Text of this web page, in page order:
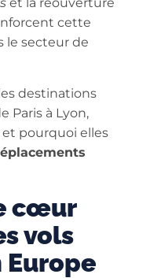
cette
le secteur de
destinations
Paris à Lyon,
et pourquoi elles
cœur
vols
Europe